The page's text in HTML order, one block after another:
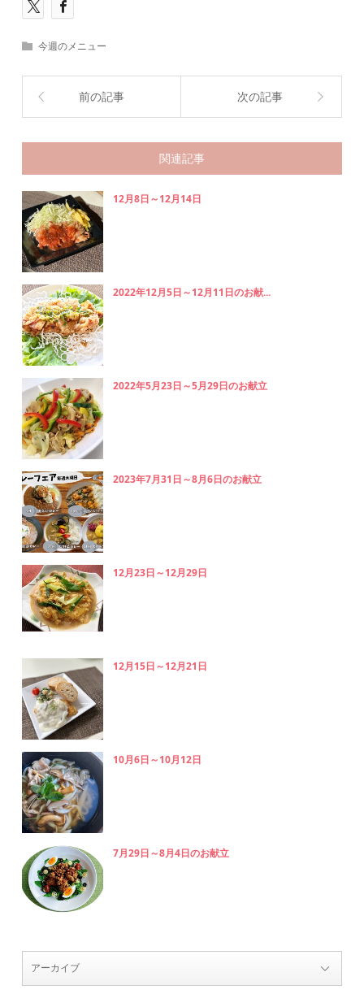
今週のメニュー
前の記事 次の記事
関連記事
12月8日～12月14日
2022年12月5日～12月11日のお献...
2022年5月23日～5月29日のお献立
2023年7月31日～8月6日のお献立
12月23日～12月29日
12月15日～12月21日
10月6日～10月12日
7月29日～8月4日のお献立